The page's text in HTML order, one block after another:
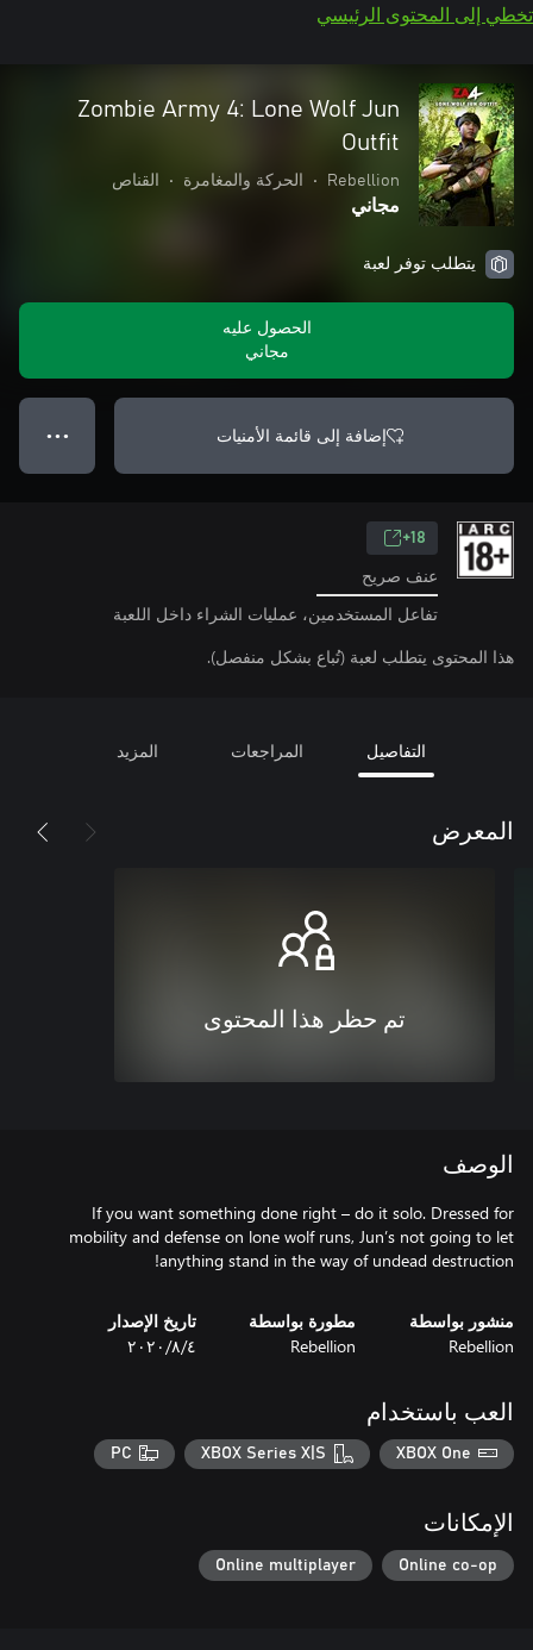
تخطي إلى المحتوى الرئيسي
Zombie Army 4: Lone Wolf Jun
Outfit
Rebellion
• الحركة والمغامرة • القناص
مجاني
يتطلب توفر لعبة
الحصول عليه
مجاني
إضافة إلى قائمة الأمنيات ● ● ●
18+
عنف صريح
تفاعل المستخدمين، عمليات الشراء داخل اللعبة
هذا المحتوى يتطلب لعبة (تُباع بشكل منفصل).
التفاصيل المراجعات المزيد
المعرض
تم حظر هذا المحتوى
الوصف
If you want something done right – do it solo. Dressed for
mobility and defense on lone wolf runs, Jun’s not going to let
anything stand in the way of undead destruction!
منشور بواسطة
Rebellion
مطورة بواسطة
Rebellion
تاريخ الإصدار
٤‏/٨‏/٢٠٢٠
العب باستخدام
XBOX One
XBOX Series X|S
PC
الإمكانات
Online co-op
Online multiplayer